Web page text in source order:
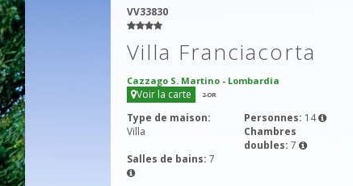
VV33830
Villa Franciacorta
Cazzago S. Martino - Lombardia
Voir la carte 2-OR
Type de maison:
Villa
Personnes: 14
Chambres
doubles: 7
Salles de bains: 7